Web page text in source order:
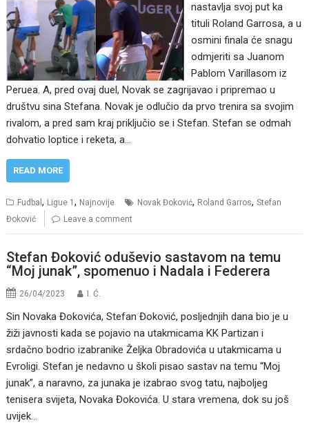
nastavlja svoj put ka
tituli Roland Garrosa, a u
osmini finala će snagu
odmjeriti sa Juanom
Pablom Varillasom iz
Peruea. A, pred ovaj duel, Novak se zagrijavao i pripremao u
društvu sina Stefana. Novak je odlučio da prvo trenira sa svojim
rivalom, a pred sam kraj priključio se i Stefan. Stefan se odmah
dohvatio loptice i reketa, a…
READ MORE
Fudbal, Ligue 1, Najnovije Novak Đoković, Roland Garros,Stefan
Đoković
Leave a comment
Stefan Đoković oduševio sastavom na temu
“Moj junak”, spomenuo i Nadala i Federera
26/04/2023 I. Ć.
Sin Novaka Đokovića, Stefan Đoković, posljednjih dana bio je u
žiži javnosti kada se pojavio na utakmicama KK Partizan i
srdačno bodrio izabranike Željka Obradovića u utakmicama u
Evroligi. Stefan je nedavno u školi pisao sastav na temu “Moj
junak”, a naravno, za junaka je izabrao svog tatu, najboljeg
tenisera svijeta, Novaka Đokovića. U stara vremena, dok su još
uvijek…